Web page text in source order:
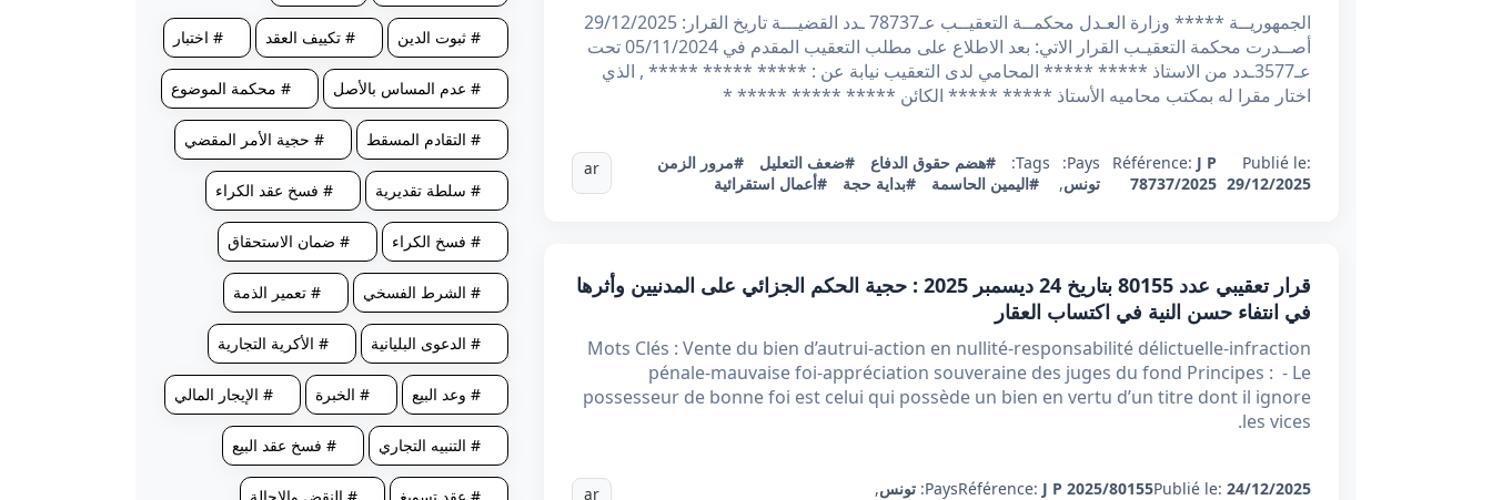
الجمهوريــة ***** وزارة العـدل محكمــة التعقيــب عـ78737 ـدد القضيـــة تاريخ القرار: 29/12/2025
أصــدرت محكمة التعقيـب القرار الاتي: بعد الاطلاع على مطلب التعقيب المقدم في 05/11/2024 تحت
عـ3577ـدد من الاستاذ ***** ***** المحامي لدى التعقيب نيابة عن : ***** ***** ***** , الذي
اختار مقرا له بمكتب محاميه الأستاذ ***** ***** الكائن ***** ***** ***** *
Publié le:
29/12/2025
Référence: J P
78737/2025
Pays:
تونس,
Tags: #هضم حقوق الدفاع #ضعف التعليل
#مرور الزمن
#اليمين الحاسمة
#بداية حجة #أعمال استقرائية
ar
قرار تعقيبي عدد 80155 بتاريخ 24 ديسمبر 2025 : حجية الحكم الجزائي على المدنيين وأثرها
في انتفاء حسن النية في اكتساب العقار
Mots Clés : Vente du bien d’autrui-action en nullité-responsabilité délictuelle-infraction
pénale-mauvaise foi-appréciation souveraine des juges du fond Principes : - Le
possesseur de bonne foi est celui qui possède un bien en vertu d’un titre dont il ignore
les vices.
Publié le: 24/12/2025
Référence: J P 2025/80155
Pays: تونس,
ar
# ثبوت الدين # تكييف العقد # اختبار
# عدم المساس بالأصل # محكمة الموضوع
# التقادم المسقط # حجية الأمر المقضي
# سلطة تقديرية # فسخ عقد الكراء
# فسخ الكراء # ضمان الاستحقاق
# الشرط الفسخي # تعمير الذمة
# الدعوى البليانية # الأكرية التجارية
# وعد البيع # الخبرة # الإيجار المالي
# التنبيه التجاري # فسخ عقد البيع